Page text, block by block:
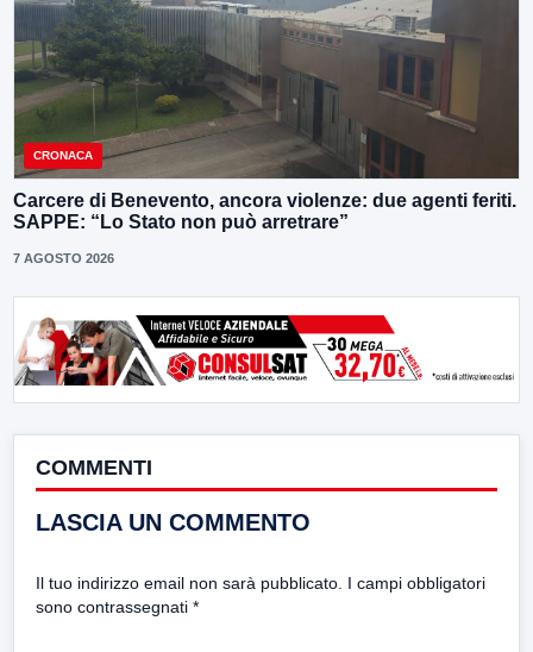
CRONACA
Carcere di Benevento, ancora violenze: due agenti feriti.
SAPPE: “Lo Stato non può arretrare”
7 AGOSTO 2026
COMMENTI
LASCIA UN COMMENTO
Il tuo indirizzo email non sarà pubblicato. I campi obbligatori
sono contrassegnati *